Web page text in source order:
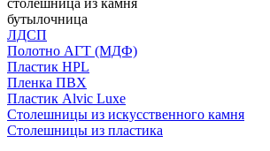
бутылочница
ЛДСП
Полотно АГТ (МДФ)
Пластик HPL
Пленка ПВХ
Пластик Alvic Luxe
Столешницы из искусственного камня
Столешницы из пластика